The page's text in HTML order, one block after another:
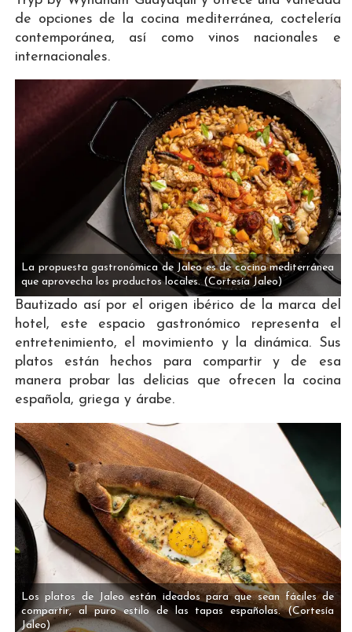
de opciones de la cocina mediterránea, coctelería
contemporánea, así como vinos nacionales e
internacionales.
La propuesta gastronómica de Jaleo es de cocina mediterránea
que aprovecha los productos locales. (Cortesía Jaleo)
Bautizado así por el origen ibérico de la marca del
hotel, este espacio gastronómico representa el
entretenimiento, el movimiento y la dinámica. Sus
platos están hechos para compartir y de esa
manera probar las delicias que ofrecen la cocina
española, griega y árabe.
Los platos de Jaleo están ideados para que sean fáciles de
compartir, al puro estilo de las tapas españolas. (Cortesía
Jaleo)